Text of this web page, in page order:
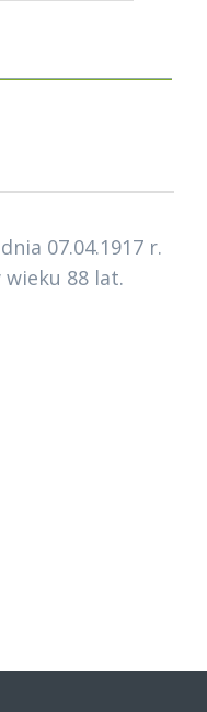
07.04.1917 r.
wieku 88 lat.